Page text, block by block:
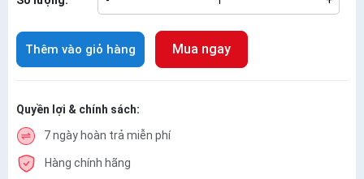
Thêm vào giỏ hàng Mua ngay
Quyền lợi & chính sách:
7 ngày hoàn trả miễn phí
Hàng chính hãng